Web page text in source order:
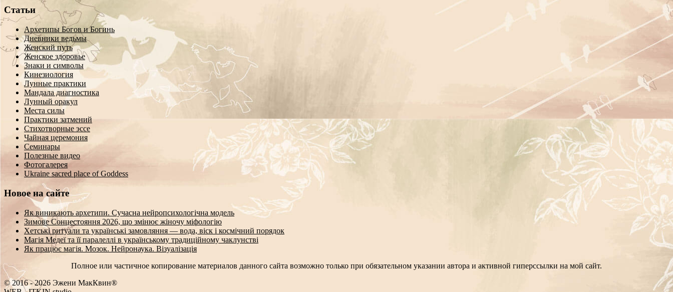
Статьи
Архетипы Богов и Богинь
Дневники ведьмы
Женский путь
Женское здоровье
Знаки и символы
Кинезиология
Лунные практики
Мандала диагностика
Лунный оракул
Места силы
Практики затмений
Стихотворные эссе
Чайная церемония
Семинары
Полезные видео
Фотогалерея
Ukraine sacred place of Goddess
Новое на сайте
Як виникають архетипи. Сучасна нейропсихологічна модель
Зимове Сонцестояння 2026, що змінює жіночу міфологію
Хетські ритуали та українські замовляння — вода, віск і космічний порядок
Магія Медеї та її паралеллі в українському традиційному чаклунстві
Як працює магія. Мозок. Нейронаука. Візуалізація
Полное или частичное копирование материалов данного сайта возможно только при обязательном указании автора и активной гиперссылки на мой сайт.
© 2016 - 2026 Эжени МакКвин®